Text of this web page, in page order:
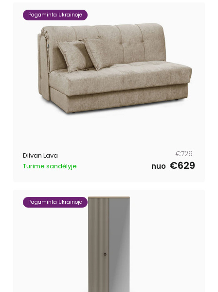
Pagaminta Ukrainoje
Diivan Lava
Turime sandėlyje
Tavahind
€729
Müügihind
nuo €629
Pagaminta Ukrainoje